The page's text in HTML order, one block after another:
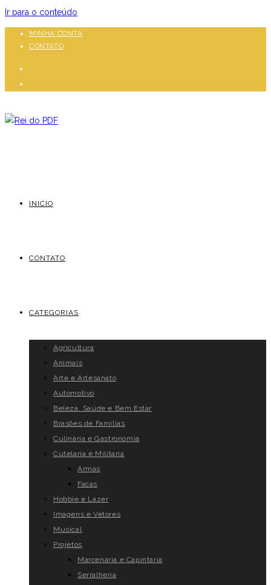
Ir para o conteúdo
MINHA CONTA
CONTATO
INICIO
CONTATO
CATEGORIAS
Agricultura
Animais
Arte e Artesanato
Automotivo
Beleza, Saúde e Bem Estar
Brasões de Famílias
Culinária e Gastronomia
Cutelaria e Militaria
Armas
Facas
Hobbie e Lazer
Imagens e Vetores
Musical
Projetos
Marcenaria e Capintaria
Serralheria